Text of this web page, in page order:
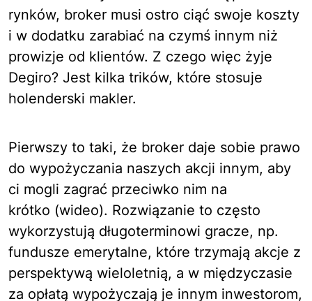
rynków, broker musi ostro ciąć swoje koszty
i w dodatku zarabiać na czymś innym niż
prowizje od klientów. Z czego więc żyje
Degiro? Jest kilka trików, które stosuje
holenderski makler.
Pierwszy to taki, że broker daje sobie prawo
do wypożyczania naszych akcji innym, aby
ci mogli zagrać przeciwko nim na
krótko (wideo). Rozwiązanie to często
wykorzystują długoterminowi gracze, np.
fundusze emerytalne, które trzymają akcje z
perspektywą wieloletnią, a w międzyczasie
za opłatą wypożyczają je innym inwestorom,